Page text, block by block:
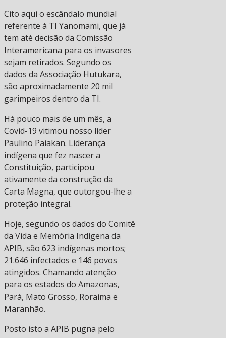
Cito aqui o escândalo mundial
referente à TI Yanomami, que já
tem até decisão da Comissão
Interamericana para os invasores
sejam retirados. Segundo os
dados da Associação Hutukara,
são aproximadamente 20 mil
garimpeiros dentro da TI.
Há pouco mais de um mês, a
Covid-19 vitimou nosso líder
Paulino Paiakan. Liderança
indígena que fez nascer a
Constituição, participou
ativamente da construção da
Carta Magna, que outorgou-lhe a
proteção integral.
Hoje, segundo os dados do Comitê
da Vida e Memória Indígena da
APIB, são 623 indígenas mortos;
21.646 infectados e 146 povos
atingidos. Chamando atenção
para os estados do Amazonas,
Pará, Mato Grosso, Roraima e
Maranhão.
Posto isto a APIB pugna pelo